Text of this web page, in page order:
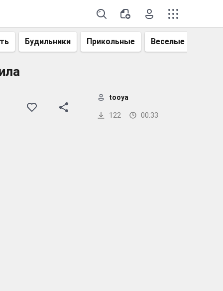
Будильники Прикольные Веселые
122 00:33
tooya